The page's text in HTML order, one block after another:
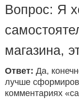
Вопрос: Я
магазина,
Ответ: Да,
лучше
комментариях